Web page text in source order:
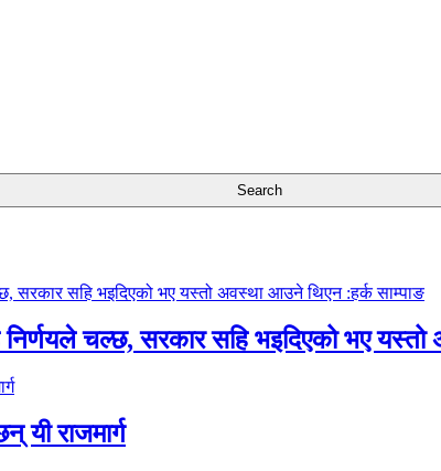
चल्छ, सरकार सहि भइदिएको भए
यी राजमार्ग